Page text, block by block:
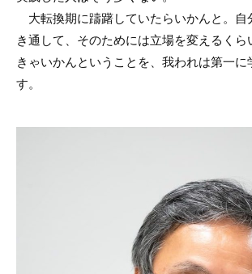
大転換期に躊躇していたらいかんと。自
き通して、そのためには立場を変えるく
きゃいかんということを、我われは第一に
す。